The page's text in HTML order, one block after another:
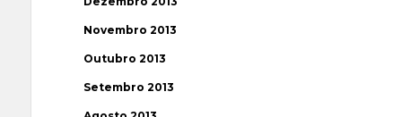
Novembro 2013
Outubro 2013
Setembro 2013